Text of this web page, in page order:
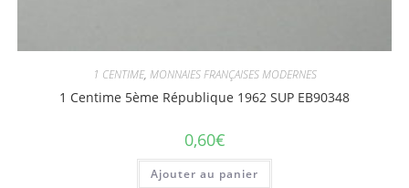
1 CENTIME, MONNAIES FRANÇAISES MODERNES
1 Centime 5ème République 1962 SUP EB90348
0,60€
Ajouter au panier